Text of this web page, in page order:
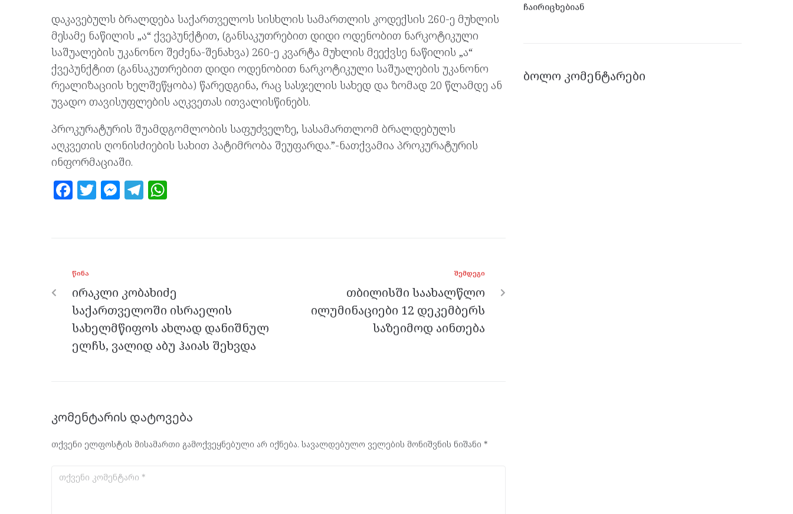
დაკავებულს ბრალდება საქართველოს სისხლის სამართლის კოდექსის 260-ე მუხლის
მესამე ნაწილის „ა“ ქვეპუნქტით, (განსაკუთრებით დიდი ოდენობით ნარკოტიკული
საშუალების უკანონო შეძენა-შენახვა) 260-ე კვარტა მუხლის მეექვსე ნაწილის „ა“
ქვეპუნქტით (განსაკუთრებით დიდი ოდენობით ნარკოტიკული საშუალების უკანონო
რეალიზაციის ხელშეწყობა) წარედგინა, რაც სასჯელის სახედ და ზომად 20 წლამდე ან
უვადო თავისუფლების აღკვეთას ითვალისწინებს.
პროკურატურის შუამდგომლობის საფუძველზე, სასამართლომ ბრალდებულს
აღკვეთის ღონისძიების სახით პატიმრობა შეუფარდა.”-ნათქვამია პროკურატურის
ინფორმაციაში.
F
o
o
k
T M
er
T
m p
p
ᲬᲘᲜᲐ
ირაკლი კობახიძე
საქართველოში ისრაელის
სახელმწიფოს ახლად დანიშნულ
ელჩს, ვალიდ აბუ ჰაიას შეხვდა
ᲨᲔᲛᲓᲔᲒᲘ
თბილისში საახალწლო
ილუმინაციები 12 დეკემბერს
საზეიმოდ აინთება
კომენტარის დატოვება
თქვენი ელფოსტის მისამართი გამოქვეყნებული არ იქნება. სავალდებულო ველების მონიშვნის ნიშანი *
ჩაირიცხებიან
ᲑᲝᲚᲝ ᲙᲝᲛᲔᲜᲢᲐᲠᲔᲑᲘ